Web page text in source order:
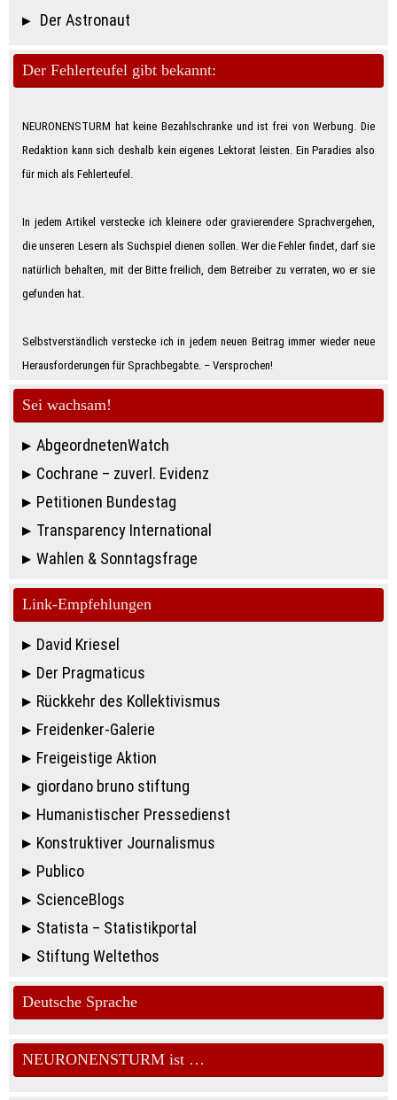
Der Astronaut
Der Fehlerteufel gibt bekannt:
NEURONENSTURM hat keine Bezahlschranke und ist frei von Werbung. Die
Redaktion kann sich deshalb kein eigenes Lektorat leisten. Ein Paradies also
für mich als Feh­ler­teu­fe­l.
In jedem Artikel verstecke ich kleinere oder gravierendere Sprachvergehen,
die unseren Lesern als Suchspiel dienen sollen. Wer die Fehler findet, darf sie
natürlich behalten, mit der Bitte freilich, dem Betreiber zu verraten, wo er sie
gefunden hat.
Selbstverständlich verstecke ich in jedem neuen Beitrag immer wieder neue
Herausforderungen für Sprachbegabte. – Ver­spro­chen!
Sei wachsam!
AbgeordnetenWatch
Cochrane – zuverl. Evidenz
Petitionen Bundestag
Transparency International
Wahlen & Sonntagsfrage
Link-Empfehlungen
David Kriesel
Der Pragmaticus
Rückkehr des Kollektivismus
Freidenker-Galerie
Freigeistige Aktion
giordano bruno stiftung
Humanistischer Pressedienst
Konstruktiver Journalismus
Publico
ScienceBlogs
Statista – Statistikportal
Stiftung Weltethos
Deutsche Sprache
NEURONENSTURM ist …